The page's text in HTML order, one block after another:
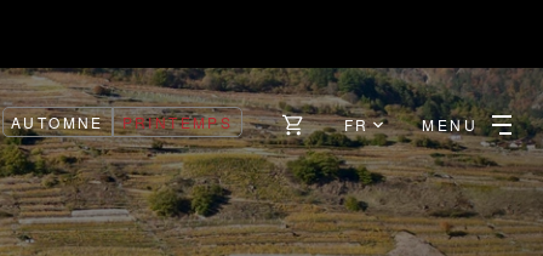
AUTOMNE PRINTEMPS FR MENU